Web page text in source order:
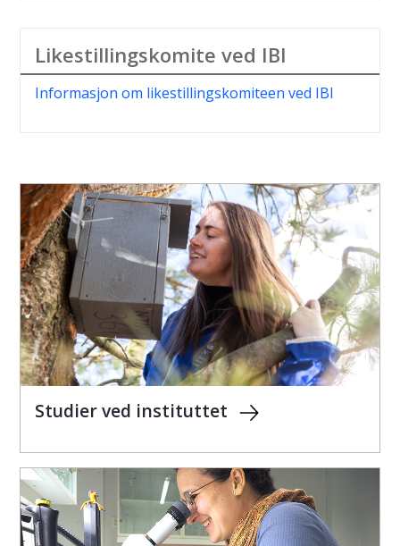
Likestillingskomite ved IBI
Informasjon om likestillingskomiteen ved IBI
Studier ved instituttet